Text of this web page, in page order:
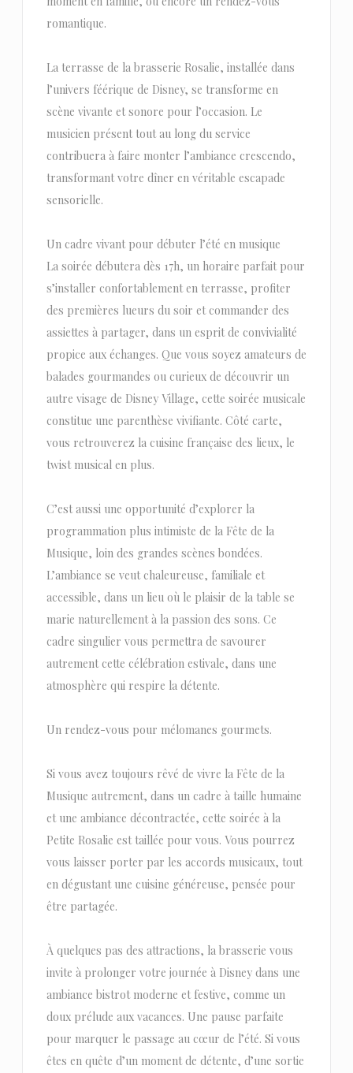
romantique.
La terrasse de la brasserie Rosalie, installée dans
l’univers féérique de Disney, se transforme en
scène vivante et sonore pour l’occasion. Le
musicien présent tout au long du service
contribuera à faire monter l’ambiance crescendo,
transformant votre dîner en véritable escapade
sensorielle.
Un cadre vivant pour débuter l’été en musique
La soirée débutera dès 17h, un horaire parfait pour
s’installer confortablement en terrasse, profiter
des premières lueurs du soir et commander des
assiettes à partager, dans un esprit de convivialité
propice aux échanges. Que vous soyez amateurs de
balades gourmandes ou curieux de découvrir un
autre visage de Disney Village, cette soirée musicale
constitue une parenthèse vivifiante. Côté carte,
vous retrouverez la cuisine française des lieux, le
twist musical en plus.
C’est aussi une opportunité d’explorer la
programmation plus intimiste de la Fête de la
Musique, loin des grandes scènes bondées.
L’ambiance se veut chaleureuse, familiale et
accessible, dans un lieu où le plaisir de la table se
marie naturellement à la passion des sons. Ce
cadre singulier vous permettra de savourer
autrement cette célébration estivale, dans une
atmosphère qui respire la détente.
Un rendez-vous pour mélomanes gourmets.
Si vous avez toujours rêvé de vivre la Fête de la
Musique autrement, dans un cadre à taille humaine
et une ambiance décontractée, cette soirée à la
Petite Rosalie est taillée pour vous. Vous pourrez
vous laisser porter par les accords musicaux, tout
en dégustant une cuisine généreuse, pensée pour
être partagée.
À quelques pas des attractions, la brasserie vous
invite à prolonger votre journée à Disney dans une
ambiance bistrot moderne et festive, comme un
doux prélude aux vacances. Une pause parfaite
pour marquer le passage au cœur de l’été. Si vous
êtes en quête d’un moment de détente, d’une sortie